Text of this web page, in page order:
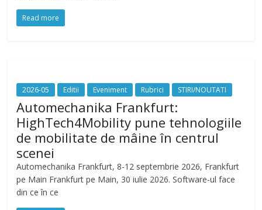
Read more
2026-05 Editii Eveniment Rubrici STIRI/NOUTATI
Automechanika Frankfurt:
HighTech4Mobility pune tehnologiile
de mobilitate de mâine în centrul
scenei
Automechanika Frankfurt, 8-12 septembrie 2026, Frankfurt
pe Main Frankfurt pe Main, 30 iulie 2026. Software-ul face
din ce în ce